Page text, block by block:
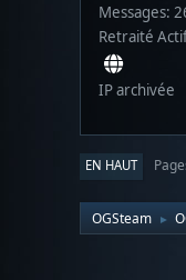
Messages:
Retraité
IP archivée
EN HAUT
OGSteam ►